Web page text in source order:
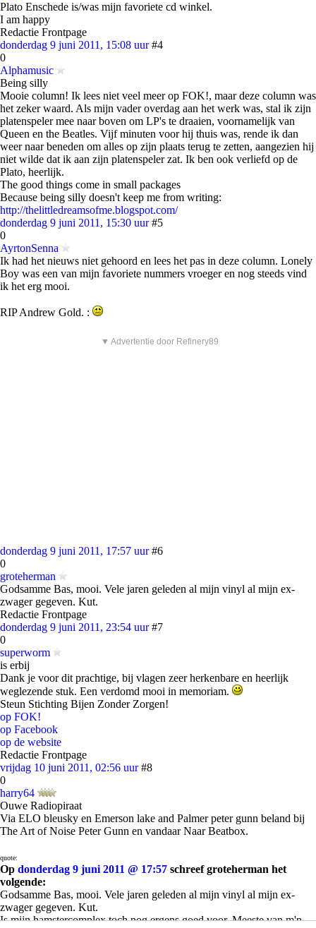
Plato Enschede is/was mijn favoriete cd winkel.
I am happy
Redactie Frontpage
donderdag 9 juni 2011, 15:08 uur #4
0
Alphamusic
Being silly
Mooie column! Ik lees niet veel meer op FOK!, maar deze column was
het zeker waard. Als mijn vader overdag aan het werk was, stal ik zijn
platenspeler mee naar boven om LP's te draaien, voornamelijk van
Queen en the Beatles. Vijf minuten voor hij thuis was, rende ik dan
weer naar beneden om alles op zijn plaats terug te zetten, aangezien hij
niet wilde dat ik aan zijn platenspeler zat. Ik ben ook verliefd op de
Plato, heerlijk.
The good things come in small packages
Because being silly doesn't keep me from writing:
http://thelittledreamsofme.blogspot.com/
donderdag 9 juni 2011, 15:30 uur #5
0
AyrtonSenna
Ik had het nieuws niet gehoord en lees het pas in deze column. Lonely
Boy was een van mijn favoriete nummers vroeger en nog steeds vind
ik het erg mooi.
RIP Andrew Gold. :
▼ Advertentie door Refinery89
donderdag 9 juni 2011, 17:57 uur #6
0
groteherman
Godsamme Bas, mooi. Vele jaren geleden al mijn vinyl al mijn ex-
zwager gegeven. Kut.
Redactie Frontpage
donderdag 9 juni 2011, 23:54 uur #7
0
superworm
is erbij
Dank je voor dit prachtige, bij vlagen zeer herkenbare en heerlijk
weglezende stuk. Een verdomd mooi in memoriam.
Steun Stichting Bijen Zonder Zorgen!
op FOK!
op Facebook
op de website
Redactie Frontpage
vrijdag 10 juni 2011, 02:56 uur #8
0
harry64
Ouwe Radiopiraat
Via ELO bleusky en Emerson lake and Palmer peter gunn beland bij
The Art of Noise Peter Gunn en vandaar Naar Beatbox.
quote:
Op donderdag 9 juni 2011 @ 17:57 schreef groteherman het
volgende:
Godsamme Bas, mooi. Vele jaren geleden al mijn vinyl al mijn ex-
zwager gegeven. Kut.
Is mijn hamstercomplex toch nog ergens goed voor, Meeste van m'n